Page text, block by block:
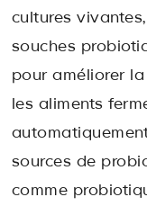
cultures
souches
pour améliorer
les aliments
sources de
comme